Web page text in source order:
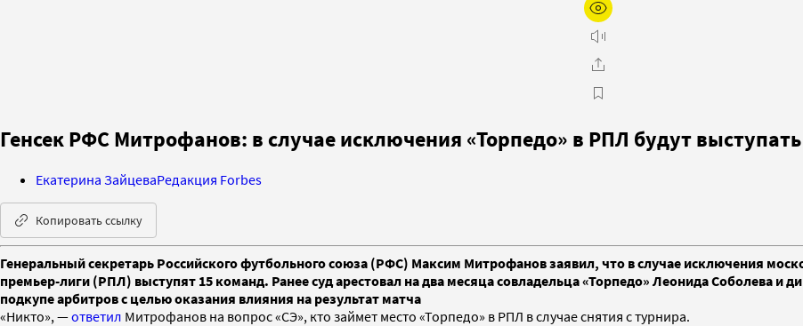
Генсек РФС Митрофанов: в случае исключения «Торпедо» в РПЛ будут
Екатерина ЗайцеваРедакция Forbes
Копировать ссылку
Генеральный секретарь Российского футбольного союза (РФС) Максим Митрофанов заявил, что в случае исключения
премьер-лиги (РПЛ) выступят 15 команд. Ранее суд арестовал на два месяца совладельца «Торпедо» Леонида Соболева и
подкупе арбитров с целью оказания влияния на результат матча
«Никто», —ответил Митрофанов на вопрос «СЭ», кто займет место «Торпедо» в РПЛ в случае снятия с турнира.